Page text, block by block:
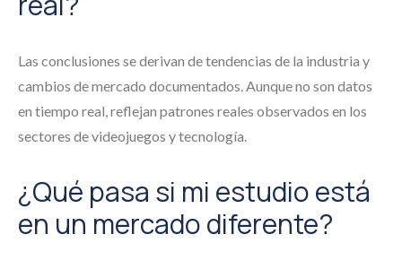
Las conclusiones se derivan de tendencias de la industria y
cambios de mercado documentados. Aunque no son datos
en tiempo real, reflejan patrones reales observados en los
sectores de videojuegos y tecnología.
¿Qué pasa si mi estudio está
en un mercado diferente?